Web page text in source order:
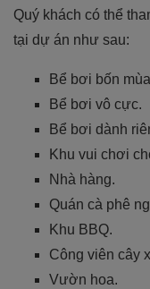
Quý khách có thể
tại dự án như sau:
Bể bơi bốn
Bể bơi vô cực.
Bể bơi dành
Khu vui chơi
Nhà hàng.
Quán cà phê
Khu BBQ.
Công viên cây
Vườn hoa.